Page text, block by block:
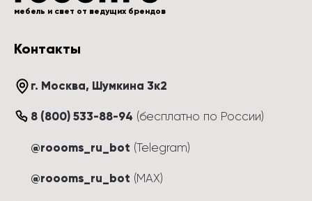
мебель и свет от ведущих брендов
Контакты
г. Москва, Шумкина 3к2
8 (800) 533-88-94 (бесплатно по России)
@roooms_ru_bot (Telegram)
@roooms_ru_bot (MAX)